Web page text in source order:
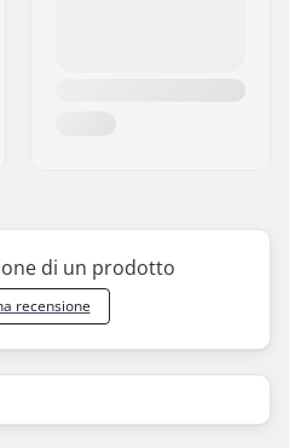
di un prodotto
recensione